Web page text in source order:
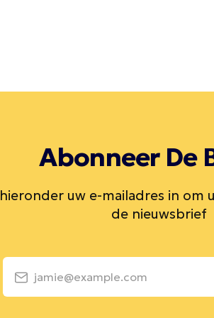
Abonneer De
uw e-mailadres in om
de nieuwsbrief
jamie@example.com